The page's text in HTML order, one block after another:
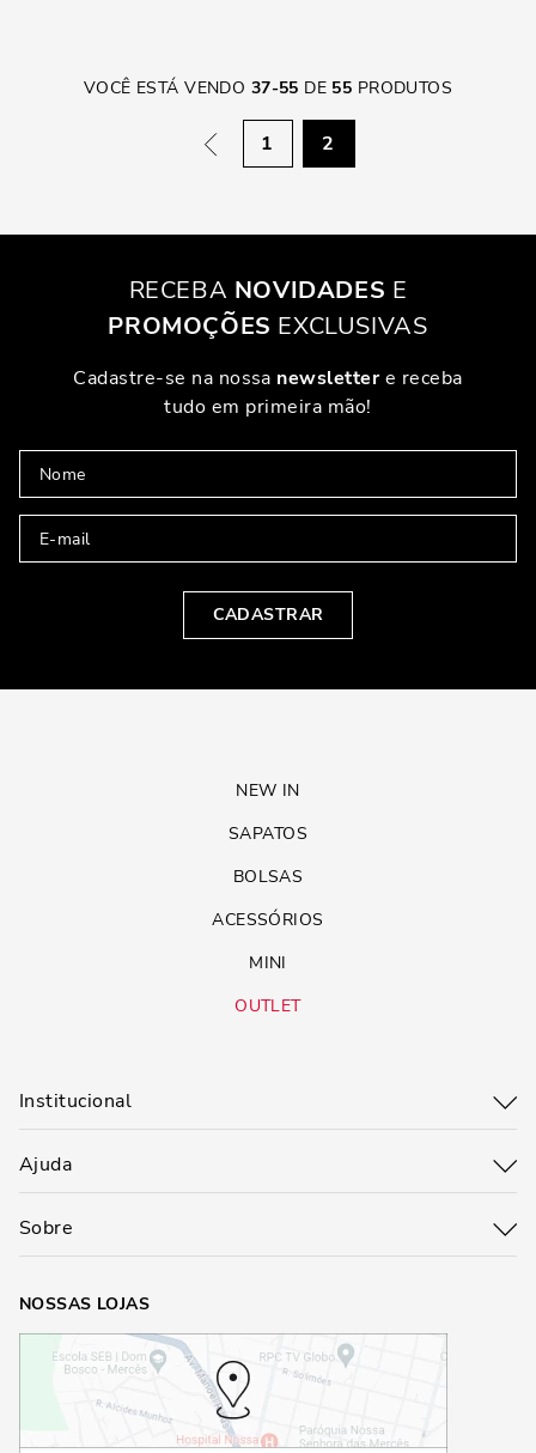
VOCÊ ESTÁ VENDO 37-55 DE 55 PRODUTOS
1 2
RECEBA NOVIDADES E
PROMOÇÕES EXCLUSIVAS
Cadastre-se na nossa newslettere receba
tudo em primeira mão!
CADASTRAR
NEW IN
SAPATOS
BOLSAS
ACESSÓRIOS
MINI
OUTLET
Institucional
Ajuda
Sobre
NOSSAS LOJAS